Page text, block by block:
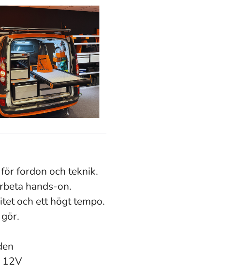
fordon och teknik.
hands-on.
och ett högt tempo.
12V